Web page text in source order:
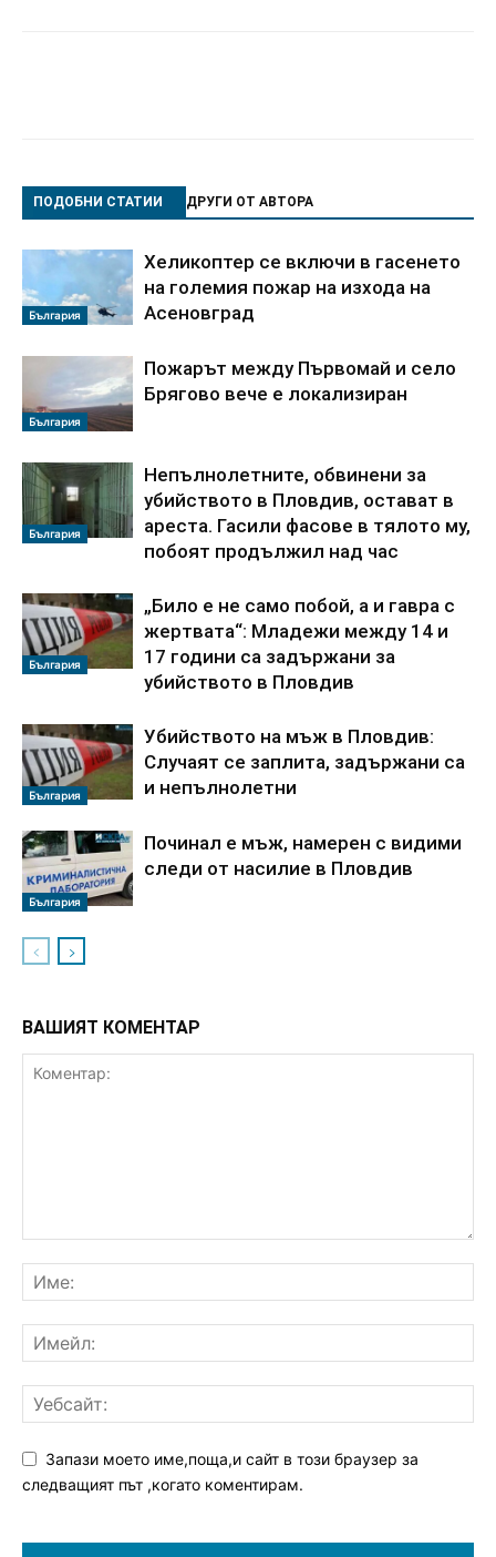
ПОДОБНИ СТАТИИ ДРУГИ ОТ АВТОРА
България
Хеликоптер се включи в гасенето
на големия пожар на изхода на
Асеновград
България
Пожарът между Първомай и село
Брягово вече е локализиран
България
Непълнолетните, обвинени за
убийството в Пловдив, остават в
ареста. Гасили фасове в тялото му,
побоят продължил над час
България
„Било е не само побой, а и гавра с
жертвата“: Младежи между 14 и
17 години са задържани за
убийството в Пловдив
България
Убийството на мъж в Пловдив:
Случаят се заплита, задържани са
и непълнолетни
България
Починал е мъж, намерен с видими
следи от насилие в Пловдив
ВАШИЯТ КОМЕНТАР
Запази моето име,поща,и сайт в този браузер за
следващият път ,когато коментирам.